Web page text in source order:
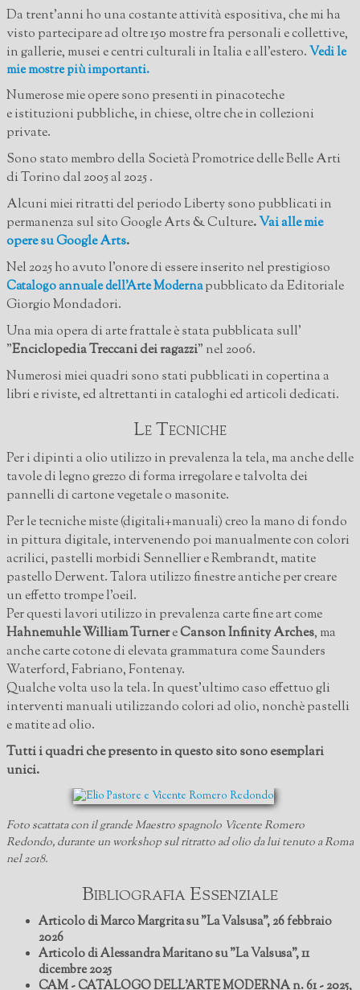
Da trent'anni ho una costante attività espositiva, che mi ha
visto partecipare ad oltre 150 mostrefra personali e collettive,
in gallerie, musei e centri culturali in Italia e all’estero. Vedi le
mie mostre più importanti.
Numerose mie opere sono presenti in pinacoteche
e istituzioni pubbliche, in chiese, oltre che in collezioni
private.
Sono stato membro della Società Promotrice delle Belle Arti
di Torino dal 2005 al 2025 .
Alcuni miei ritratti del periodo Liberty sono pubblicati in
permanenza sul sito Google Arts & Culture.Vai alle mie
opere su Google Arts.
Nel 2025 ho avuto l'onore di essere inserito nel prestigioso
Catalogo annuale dell'Arte Modernapubblicato da Editoriale
Giorgio Mondadori.
Una mia opera di arte frattale è stata pubblicata sull'
"Enciclopedia Treccani dei ragazzi" nel 2006.
Numerosi miei quadri sono stati pubblicati in copertina a
libri e riviste, ed altrettanti in cataloghi ed articoli dedicati.
Le Tecniche
Per i dipinti a olio utilizzo in prevalenza la tela, ma anche delle
tavole di legno grezzo di forma irregolare e talvolta dei
pannelli di cartone vegetale o masonite.
Per le tecniche miste (digitali+manuali) creo la mano di fondo
in pittura digitale, intervenendo poi manualmente con colori
acrilici, pastelli morbidi Sennellier e Rembrandt, matite
pastello Derwent. Talora utilizzo finestre antiche per creare
un effetto trompe l'oeil.
Per questi lavori utilizzo in prevalenza carte fine art come
Hahnemuhle William TurnereCanson Infinity Arches, ma
anche carte cotone di elevata grammatura come Saunders
Waterford, Fabriano, Fontenay.
Qualche volta uso la tela. In quest'ultimo caso effettuo gli
interventi manuali utilizzando colori ad olio, nonchè pastelli
e matite ad olio.
Tutti i quadri che presento in questo sito sono esemplari
unici.
Foto scattata con il grande Maestro spagnolo Vicente Romero
Redondo, durante un workshop sul ritratto ad olio da lui tenuto a Roma
nel 2018.
Bibliografia Essenziale
Articolo di Marco Margrita su "La Valsusa", 26 febbraio
2026
Articolo di Alessandra Maritano su "La Valsusa", 11
dicembre 2025
CAM - CATALOGO DELL'ARTE MODERNA n. 61 - 2025,